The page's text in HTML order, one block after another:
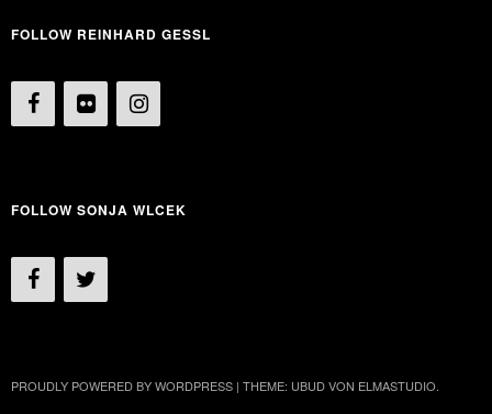
FOLLOW REINHARD GESSL
FOLLOW SONJA WLCEK
PROUDLY POWERED BY WORDPRESS | THEME: UBUD VON ELMASTUDIO